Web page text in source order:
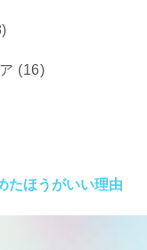
(16)
たほうがいい理由